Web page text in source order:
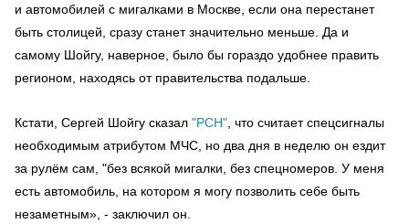
и автомобилей с мигалками в Москве, если она перестанет
быть столицей, сразу станет значительно меньше. Да и
самому Шойгу, наверное, было бы гораздо удобнее править
регионом, находясь от правительства подальше.
Кстати, Сергей Шойгу сказал "РСН" , что считает спецсигналы
необходимым атрибутом МЧС, но два дня в неделю он ездит
за рулём сам, "без всякой мигалки, без спецномеров. У меня
есть автомобиль, на котором я могу позволить себе быть
незаметным», - заключил он.